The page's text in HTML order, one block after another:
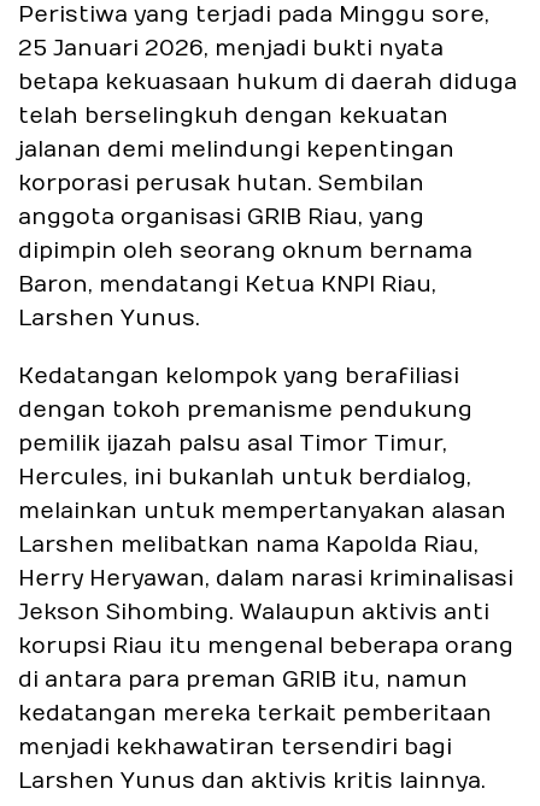
Peristiwa yang terjadi pada Minggu sore,
25 Januari 2026, menjadi bukti nyata
betapa kekuasaan hukum di daerah diduga
telah berselingkuh dengan kekuatan
jalanan demi melindungi kepentingan
korporasi perusak hutan. Sembilan
anggota organisasi GRIB Riau, yang
dipimpin oleh seorang oknum bernama
Baron, mendatangi Ketua KNPI Riau,
Larshen Yunus.
Kedatangan kelompok yang berafiliasi
dengan tokoh premanisme pendukung
pemilik ijazah palsu asal Timor Timur,
Hercules, ini bukanlah untuk berdialog,
melainkan untuk mempertanyakan alasan
Larshen melibatkan nama Kapolda Riau,
Herry Heryawan, dalam narasi kriminalisasi
Jekson Sihombing. Walaupun aktivis anti
korupsi Riau itu mengenal beberapa orang
di antara para preman GRIB itu, namun
kedatangan mereka terkait pemberitaan
menjadi kekhawatiran tersendiri bagi
Larshen Yunus dan aktivis kritis lainnya.